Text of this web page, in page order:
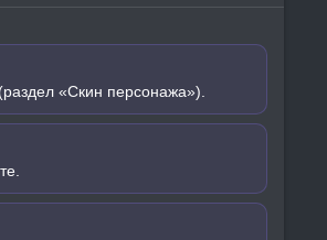
«Скин персонажа»).